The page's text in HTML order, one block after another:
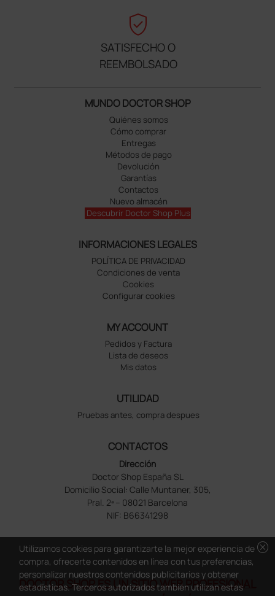
verified_user
SATISFECHO O
REEMBOLSADO
MUNDO DOCTOR SHOP
Quiénes somos
Cómo comprar
Entregas
Métodos de pago
Devolución
Garantías
Contactos
Nuevo almacén
Descubrir Doctor Shop Plus
INFORMACIONES LEGALES
POLÍTICA DE PRIVACIDAD
Condiciones de venta
Cookies
Configurar cookies
MY ACCOUNT
Pedidos y Factura
Lista de deseos
Mis datos
UTILIDAD
Pruebas antes, compra despues
CONTACTOS
Dirección
Doctor Shop España SL
Domicilio Social: Calle Muntaner, 305,
Pral. 2ª – 08021 Barcelona
NIF: B66341298
DOCTOR SHOP ES UN SITIO WEB PROFESIONAL
cancel
Utilizamos cookies para garantizarte la mejor experiencia de
compra, ofrecerte contenidos en línea con tus preferencias,
personalizar nuestros contenidos publicitarios y obtener
estadísticas. Terceros autorizados también utilizan estas